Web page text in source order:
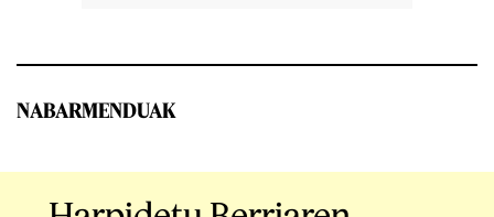
NABARMENDUAK